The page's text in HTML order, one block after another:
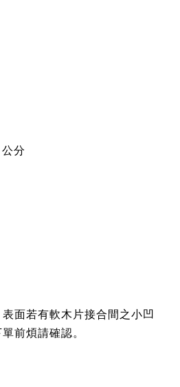
分
面若有軟木片接合間之小凹
前煩請確認。